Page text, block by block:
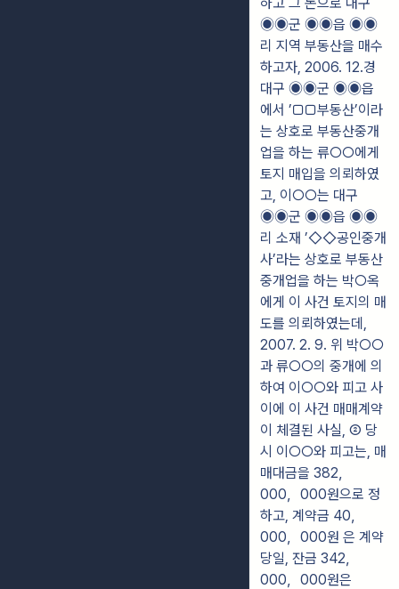
◉◉군 ◉◉읍 ◉◉
리 지역 부동산을 매수
하고자, 2006. 12.경
대구 ◉◉군 ◉◉읍
에서 ’▢▢부동산’이라
는 상호로 부동산중개
업을 하는 류○○에게
토지 매입을 의뢰하였
고, 이○○는 대구
◉◉군 ◉◉읍 ◉◉
리 소재 ’◇◇공인중개
사’라는 상호로 부동산
중개업을 하는 박○옥
에게 이 사건 토지의 매
도를 의뢰하였는데,
2007. 2. 9. 위 박○○
과 류○○의 중개에 의
하여 이○○와 피고 사
이에 이 사건 매매계약
이 체결된 사실, ② 당
시 이○○와 피고는, 매
매대금을 382，
000，000원으로 정
하고, 계약금 40，
000，000원 은 계약
당일, 잔금 342，
000，000원은